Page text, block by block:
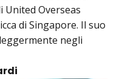
United Overseas
di Singapore. Il suo
negli